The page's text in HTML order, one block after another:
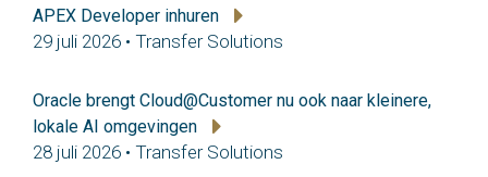
APEX Developer inhuren
29 juli 2026 • Transfer Solutions
Oracle brengt Cloud@Customer nu ook naar kleinere,
lokale AI omgevingen
28 juli 2026 • Transfer Solutions